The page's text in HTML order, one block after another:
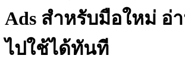
Ads สำหรับมือใหม่ อ่
ไปใช้ได้ทันที